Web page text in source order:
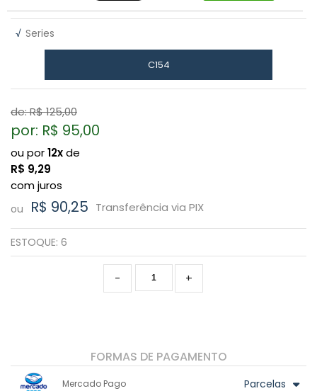
√ Series
C154
de: R$125,00
por: R$ 95,00
ou por12xde
R$ 9,29
com juros
ou R$ 90,25 Transferência via PIX
ESTOQUE: 6
+
-
FORMAS DE PAGAMENTO
Mercado Pago Parcelas